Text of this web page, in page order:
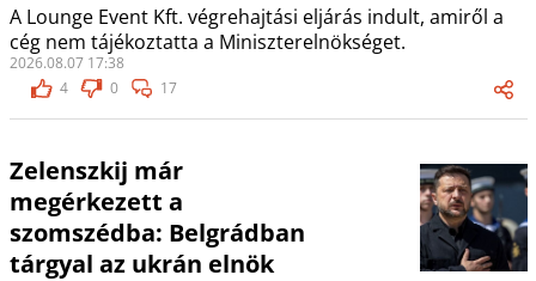
A Lounge Event Kft. végrehajtási eljárás indult, amiről a
cég nem tájékoztatta a Miniszterelnökséget.
2026.08.07 17:38
4
0 17
Zelenszkij már
megérkezett a
szomszédba: Belgrádban
tárgyal az ukrán elnök